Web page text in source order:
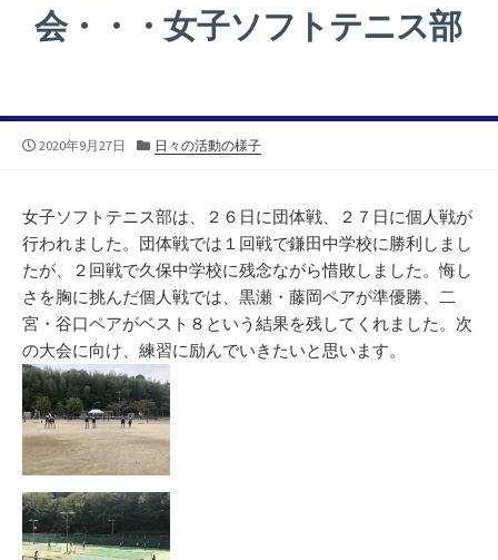
会・・・女子ソフトテニス部
公
2020年9月27日
カ
リ
ー
日々の活動の様子
女子ソフトテニス部は、２６日に団体戦、２７日に個人戦が
行われました。団体戦では１回戦で鎌田中学校に勝利しまし
たが、２回戦で久保中学校に残念ながら惜敗しました。悔し
さを胸に挑んだ個人戦では、黒瀬・藤岡ペアが準優勝、二
宮・谷口ペアがベスト８という結果を残してくれました。次
の大会に向け、練習に励んでいきたいと思います。